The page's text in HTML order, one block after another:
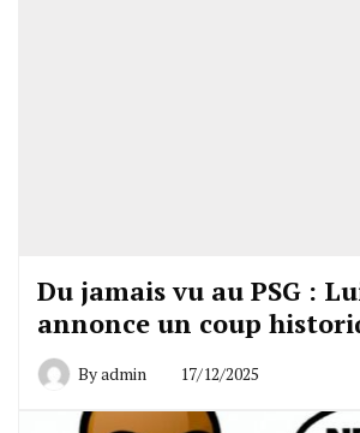
Du jamais vu au PSG :
annonce un coup
Byadmin 17/12/2025